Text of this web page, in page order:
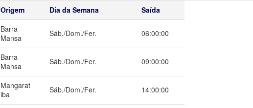
Origem
Dia da Semana
Saída
Barra
Mansa
Sáb./Dom./Fer. 06:00:00
Barra
Mansa
Sáb./Dom./Fer. 09:00:00
Mangarat
iba
Sáb./Dom./Fer. 14:00:00